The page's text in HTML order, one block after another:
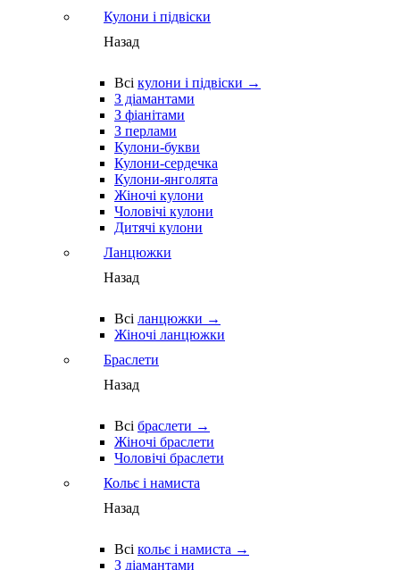
Кулони і підвіски
Назад
Всі кулони і підвіски →
З діамантами
З фіанітами
З перлами
Кулони-букви
Кулони-сердечка
Кулони-янголята
Жіночі кулони
Чоловічі кулони
Дитячі кулони
Ланцюжки
Назад
Всі ланцюжки →
Жіночі ланцюжки
Браслети
Назад
Всі браслети →
Жіночі браслети
Чоловічі браслети
Кольє і намиста
Назад
Всі кольє і намиста →
З діамантами